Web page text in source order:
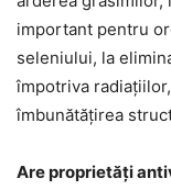
important pentru
seleniului, la
împotriva
îmbunătățirea
Are proprietăți